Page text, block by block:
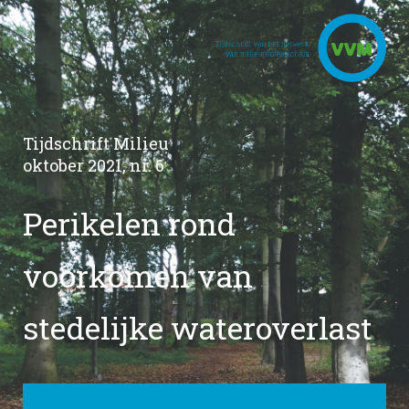
Tijdschrift Milieu
oktober 2021, nr. 6
Perikelen rond
voorkomen van
stedelijke wateroverlast